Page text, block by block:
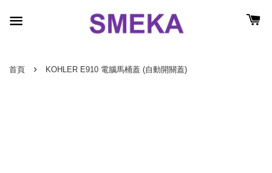
首頁 › KOHLER E910 電腦馬桶蓋 (自動開關蓋)